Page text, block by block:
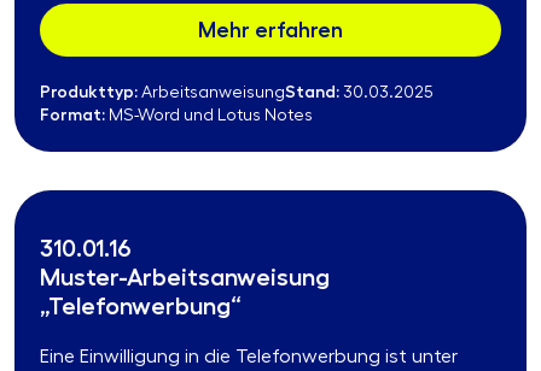
Mehr erfahren
Produkttyp: ArbeitsanweisungStand: 30.03.2025
Format: MS-Word und Lotus Notes
310.01.16
Muster-Arbeitsanweisung
„Telefonwerbung“
Eine Einwilligung in die Telefonwerbung ist unter